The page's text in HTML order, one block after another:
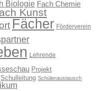
Biologie Fach Chemie
Kunst
Fächer Förderverein
Lehrende
Projekt
Schulleitung Schüleraustausch